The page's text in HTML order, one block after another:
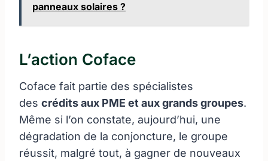
panneaux solaires ?
L’action Coface
Coface fait partie des spécialistes
des crédits aux PME et aux grands groupes.
Même si l’on constate, aujourd’hui, une
dégradation de la conjoncture, le groupe
réussit, malgré tout, à gagner de nouveaux